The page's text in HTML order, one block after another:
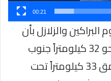
00:21
والزلازل بأن
مركز الزلزال وقع على بعد نحو 32 كيلومتراً جنوب
غربي بلدة مااسيم وعلى عمق 33 كيلومتراً تحت